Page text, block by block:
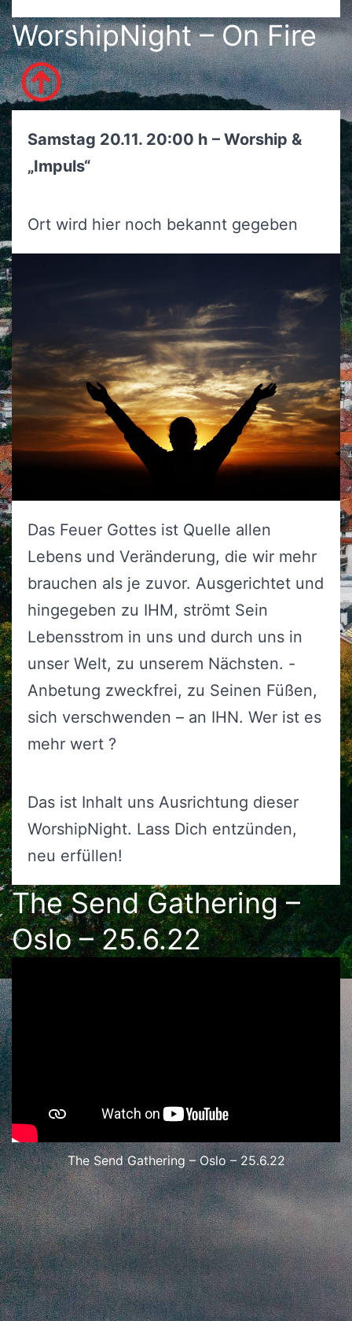
WorshipNight – On Fire
Samstag 20.11. 20:00 h – Worship &
„Impuls“
Ort wird hier noch bekannt gegeben
Das Feuer Gottes ist Quelle allen
Lebens und Veränderung, die wir mehr
brauchen als je zuvor. Ausgerichtet und
hingegeben zu IHM, strömt Sein
Lebensstrom in uns und durch uns in
unser Welt, zu unserem Nächsten. -
Anbetung zweckfrei, zu Seinen Füßen,
sich verschwenden – an IHN. Wer ist es
mehr wert ?
Das ist Inhalt uns Ausrichtung dieser
WorshipNight. Lass Dich entzünden,
neu erfüllen!
The Send Gathering –
Oslo – 25.6.22
The Send Gathering – Oslo – 25.6.22